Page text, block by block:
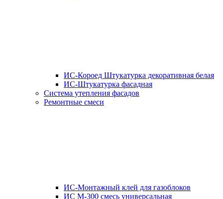
ИС-Короед Штукатурка декоративная белая
ИС-Штукатурка фасадная
Система утепления фасадов
Ремонтные смеси
ИС-Монтажный клей для газоблоков
ИС М-300 смесь универсальная